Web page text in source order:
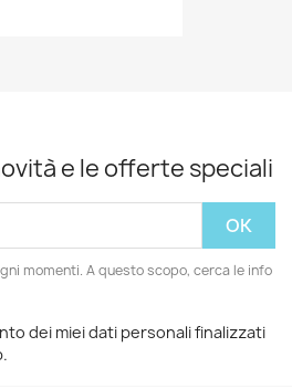
e le offerte speciali
momenti. A questo scopo, cerca le info
dei miei dati personali finalizzati